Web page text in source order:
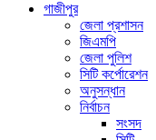
গাজীপুর
জেলা প্রশাসন
জিএমপি
জেলা পুলিশ
সিটি কর্পোরেশন
অনুসন্ধান
নির্বাচন
সংসদ